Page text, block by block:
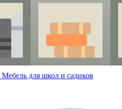
Мебель для школ и садиков